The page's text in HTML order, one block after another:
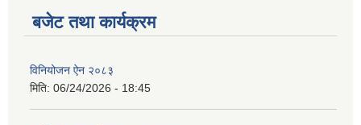
बजेट तथा कार्यक्रम
विनियोजन ऐन २०८३
मिति: 06/24/2026 - 18:45